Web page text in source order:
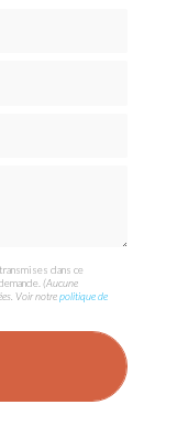
dans ce
(Aucune
Voir notrepolitique de